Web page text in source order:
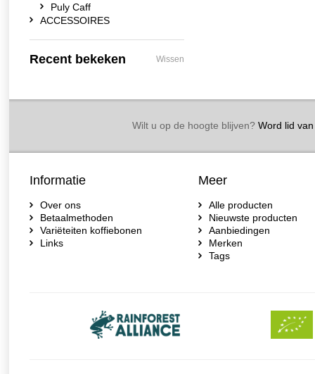
Puly Caff
ACCESSOIRES
Recent bekeken Wissen
Wilt u op de hoogte blijven?Word lid van
Informatie
Over ons
Betaalmethoden
Variëteiten koffiebonen
Links
Meer
Alle producten
Nieuwste producten
Aanbiedingen
Merken
Tags